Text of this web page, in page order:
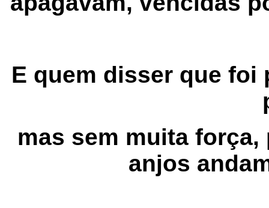
E quem disser que foi
mas sem muita
anjos